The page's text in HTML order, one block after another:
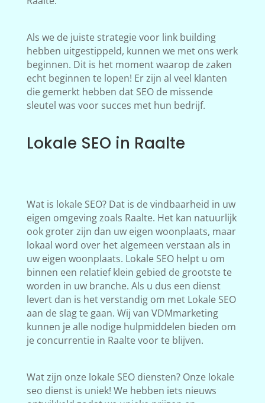
Als we de juiste strategie voor link building
hebben uitgestippeld, kunnen we met ons werk
beginnen. Dit is het moment waarop de zaken
echt beginnen te lopen! Er zijn al veel klanten
die gemerkt hebben dat SEO de missende
sleutel was voor succes met hun bedrijf.
Lokale SEO in Raalte
Wat is lokale SEO? Dat is de vindbaarheid in uw
eigen omgeving zoals Raalte. Het kan natuurlijk
ook groter zijn dan uw eigen woonplaats, maar
lokaal word over het algemeen verstaan als in
uw eigen woonplaats. Lokale SEO helpt u om
binnen een relatief klein gebied de grootste te
worden in uw branche. Als u dus een dienst
levert dan is het verstandig om met Lokale SEO
aan de slag te gaan. Wij van VDMmarketing
kunnen je alle nodige hulpmiddelen bieden om
je concurrentie in Raalte voor te blijven.
Wat zijn onze lokale SEO diensten? Onze lokale
seo dienst is uniek! We hebben iets nieuws